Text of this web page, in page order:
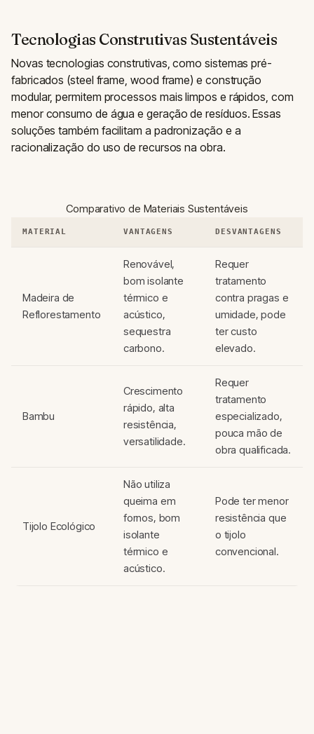
Tecnologias Construtivas Sustentáveis
Novas tecnologias construtivas, como sistemas pré-
fabricados (steel frame, wood frame) e construção
modular, permitem processos mais limpos e rápidos, com
menor consumo de água e geração de resíduos. Essas
soluções também facilitam a padronização e a
racionalização do uso de recursos na obra.
Comparativo de Materiais Sustentáveis
MATERIAL VANTAGENS DESVANTAGENS
Madeira de
Reflorestamento
Renovável,
bom isolante
térmico e
acústico,
sequestra
carbono.
Requer
tratamento
contra pragas e
umidade, pode
ter custo
elevado.
Bambu
Crescimento
rápido, alta
resistência,
versatilidade.
Requer
tratamento
especializado,
pouca mão de
obra qualificada.
Tijolo Ecológico
Não utiliza
queima em
fornos, bom
isolante
térmico e
acústico.
Pode ter menor
resistência que
o tijolo
convencional.